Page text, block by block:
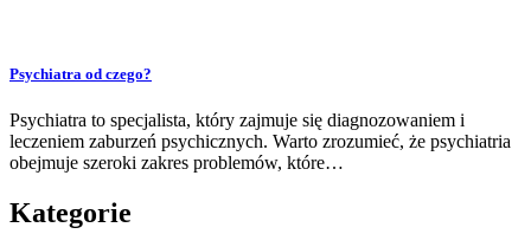
Psychiatra od czego?
Psychiatra to specjalista, który zajmuje się diagnozowaniem i
leczeniem zaburzeń psychicznych. Warto zrozumieć, że psychiatria
obejmuje szeroki zakres problemów, które…
Kategorie